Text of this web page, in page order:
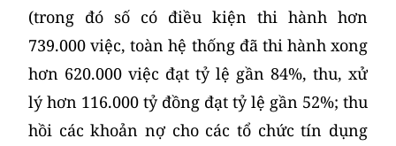
(trong đó số có điều kiện thi hành hơn
739.000 việc, toàn hệ thống đã thi hành xong
hơn 620.000 việc đạt tỷ lệ gần 84%, thu, xử
lý hơn 116.000 tỷ đồng đạt tỷ lệ gần 52%; thu
hồi các khoản nợ cho các tổ chức tín dụng